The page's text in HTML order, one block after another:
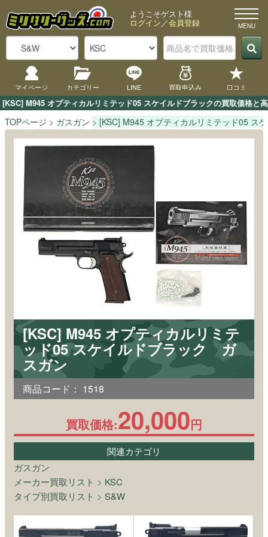
[KSC] M945 オプティカルリミテッド05 スケイルドブラックの買取価格
ようこそゲスト様
ログイン／会員登録
マイページ カテゴリー LINE 買取申込み 口コミ
TOPページ ガスガン [KSC] M945 オプティカルリミテッド05 ス
[KSC] M945 オプティカルリミテ
ッド05 スケイルドブラック ガ
スガン
商品コード： 1518
買取価格:20,000円
関連カテゴリ
ガスガン
メーカー買取リスト > KSC
タイプ別買取リスト > S&W